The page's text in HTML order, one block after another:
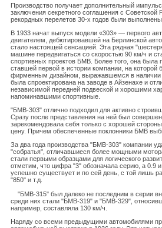
Производство получает дополнительный
заключения секретного соглашения с
рекордных перелетов 30-х годов были
В 1933 начат выпуск модели «303» — первого
двигателем, дебютировавшей на Берлинской
стало настоящей сенсацией. Эта рядная
машине передвигаться со скоростью 90 км/ч и
спортивных проектов БМВ. Более того, она была
ставшей первой в истории компании, на которой
фирменным дизайном, выражавшемся в наличии
была спроектирована на заводе в Айзенахе и
независимой передней подвеской и хорошими
напоминавшими спортивные.
"БМВ-303" отлично подходил для активно
Сразу после представления на ней был
зарекомендовала себя только с хорошей
цену. Причем обеспеченные поклонники БМВ
За два года производства "БМВ-303" компании
"собратья", отличавшиеся более мощными
стали первыми образцами для логического
отметим, что цифра "3" обозначала серию, а 0.9
успешно существует и по сей день, с той лишь
"850" и т.д.
"БМВ-315" был далеко не последним в серии
среди них стали "БМВ-319" и "БМВ-329",
например, составляла 130 км/ч.
Наряду со всеми предыдущими автомобилями